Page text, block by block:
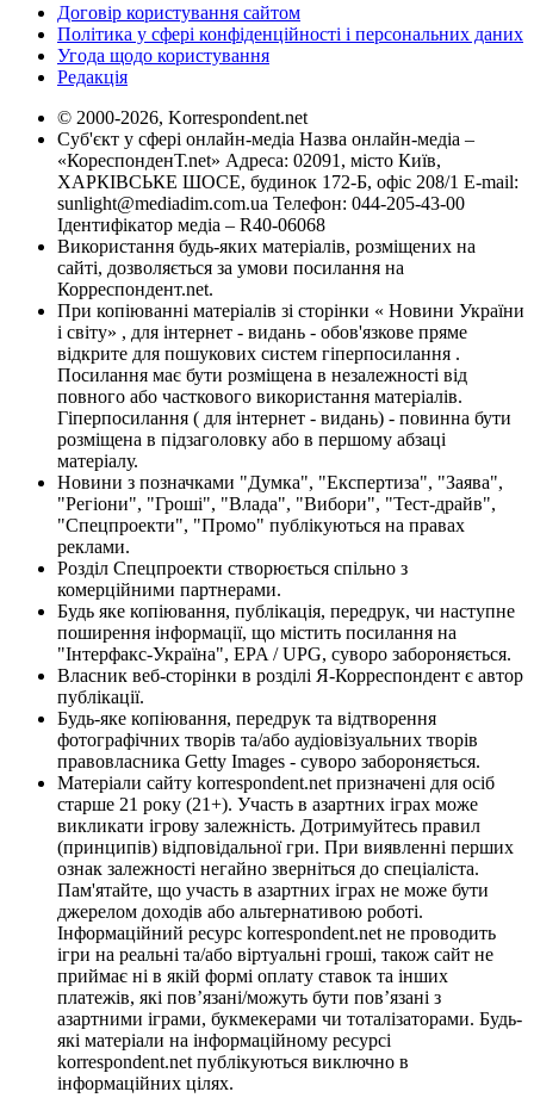
Договір користування сайтом
Політика у сфері конфіденційності і персональних даних
Угода щодо користування
Редакція
© 2000-2026, Korrespondent.net
Суб'єкт у сфері онлайн-медіа Назва онлайн-медіа –
«КореспонденТ.net» Адреса: 02091, місто Київ,
ХАРКІВСЬКЕ ШОСЕ, будинок 172-Б, офіс 208/1 E-mail:
sunlight@mediadim.com.ua Телефон: 044-205-43-00
Ідентифікатор медіа – R40-06068
Використання будь-яких матеріалів, розміщених на
сайті, дозволяється за умови посилання на
Корреспондент.net.
При копіюванні матеріалів зі сторінки « Новини України
і світу» , для інтернет - видань - обов'язкове пряме
відкрите для пошукових систем гіперпосилання .
Посилання має бути розміщена в незалежності від
повного або часткового використання матеріалів.
Гіперпосилання ( для інтернет - видань) - повинна бути
розміщена в підзаголовку або в першому абзаці
матеріалу.
Новини з позначками "Думка", "Експертиза", "Заява",
"Регіони", "Гроші", "Влада", "Вибори", "Тест-драйв",
"Спецпроекти", "Промо" публікуються на правах
реклами.
Розділ Спецпроекти створюється спільно з
комерційними партнерами.
Будь яке копіювання, публікація, передрук, чи наступне
поширення інформації, що містить посилання на
"Інтерфакс-Україна", EPA / UPG, суворо забороняється.
Власник веб-сторінки в розділі Я-Корреспондент є автор
публікації.
Будь-яке копіювання, передрук та відтворення
фотографічних творів та/або аудіовізуальних творів
правовласника Getty Images - суворо забороняється.
Матеріали сайту korrespondent.net призначені для осіб
старше 21 року (21+). Участь в азартних іграх може
викликати ігрову залежність. Дотримуйтесь правил
(принципів) відповідальної гри. При виявленні перших
ознак залежності негайно зверніться до спеціаліста.
Пам'ятайте, що участь в азартних іграх не може бути
джерелом доходів або альтернативою роботі.
Інформаційний ресурс korrespondent.net не проводить
ігри на реальні та/або віртуальні гроші, також сайт не
приймає ні в якій формі оплату ставок та інших
платежів, які пов’язані/можуть бути пов’язані з
азартними іграми, букмекерами чи тоталізаторами. Будь-
які матеріали на інформаційному ресурсі
korrespondent.net публікуються виключно в
інформаційних цілях.